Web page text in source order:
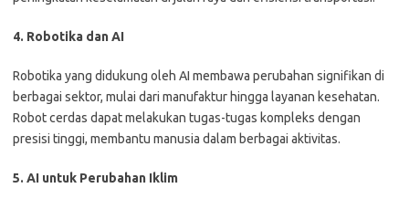
4. Robotika dan AI
Robotika yang didukung oleh AI membawa perubahan signifikan di
berbagai sektor, mulai dari manufaktur hingga layanan kesehatan.
Robot cerdas dapat melakukan tugas-tugas kompleks dengan
presisi tinggi, membantu manusia dalam berbagai aktivitas.
5. AI untuk Perubahan Iklim